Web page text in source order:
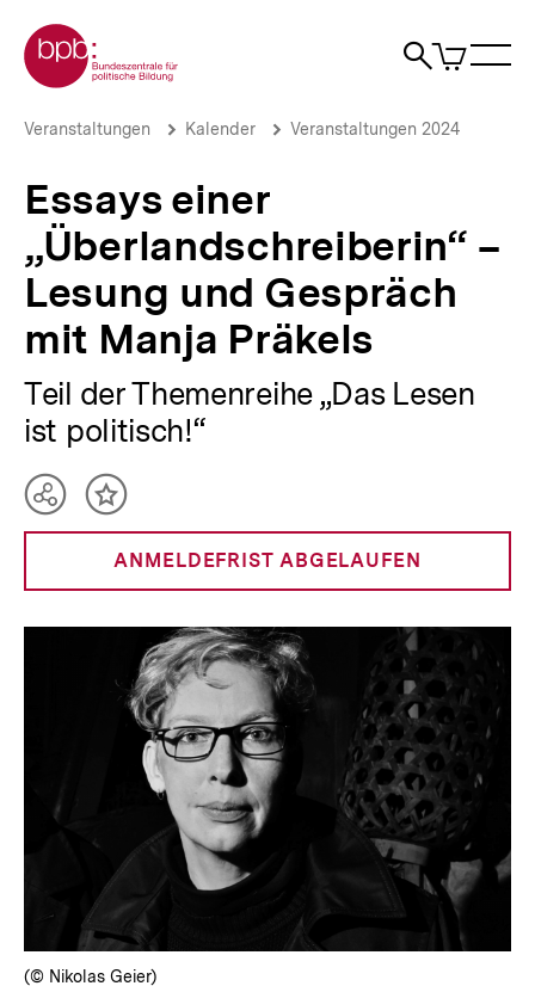
zum
Seiteninhalt
springen
Zur Startseite der bpb
Suche
Artikel
im
Essays
Lesung
Gespräch
Manja
Präkels
bpb.de
Brotkrümelnavigation
Pfadnavigation
Veranstaltungen Kalender Veranstaltungen 2024
Essays einer
„Überlandschreiberin“ –
Lesung und Gespräch
mit Manja Präkels
Teil der Themenreihe „Das Lesen
ist politisch!“
ANMELDEFRIST ABGELAUFEN
Teilen
Optionen
anzeigen
Inhalt
merken
(© Nikolas Geier)